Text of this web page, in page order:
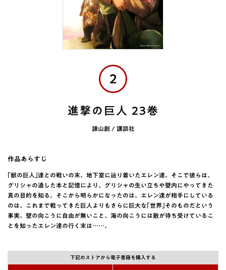
2
進撃の巨人 23巻
諫山創 / 講談社
作品あらすじ
｢獣の巨人｣達との戦いの末、地下室に辿り着いたエレン達。そこで彼らは、
グリシャの遺した本と記憶により、グリシャの生い立ちや壁内にやってきた
真の目的を知る。そこから明らかになったのは、エレン達が相手にしている
のは、これまで戦ってきた巨人よりもさらに巨大な｢世界｣そのものだという
事実。壁の向こうに自由が無いこと、海の向こうには敵が待ち受けているこ
とを知ったエレン達の行く末は……。
下記のストアから電子書籍を購入する